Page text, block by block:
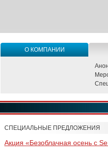
О КОМПАНИИ
СПЕЦИАЛЬНЫЕ ПРЕДЛОЖЕНИЯ
Акция «Безоблачная осень с